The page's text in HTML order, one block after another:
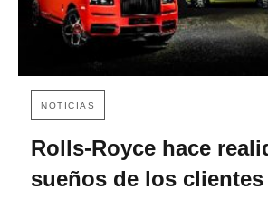
NOTICIAS
Rolls-Royce hace
sueños de los clientes